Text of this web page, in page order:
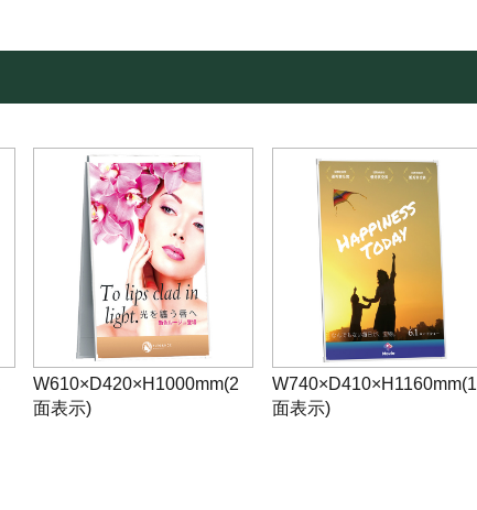
W610×D420×H1000mm(2
面表示)
W740×D410×H1160mm(1
面表示)